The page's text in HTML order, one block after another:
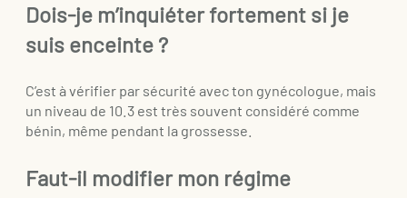
Dois-je m’inquiéter fortement si je
suis enceinte ?
C’est à vérifier par sécurité avec ton gynécologue, mais
un niveau de 10.3 est très souvent considéré comme
bénin, même pendant la grossesse.
Faut-il modifier mon régime